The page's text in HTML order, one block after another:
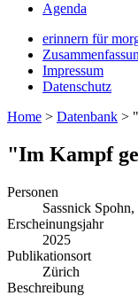
Agenda
erinnern für
Impressum
Datenschutz
Home > Datenbank >
"Im Kampf
Personen
Sassnick
Erscheinungsjahr
2025
Publikationsort
Zürich
Beschreibung